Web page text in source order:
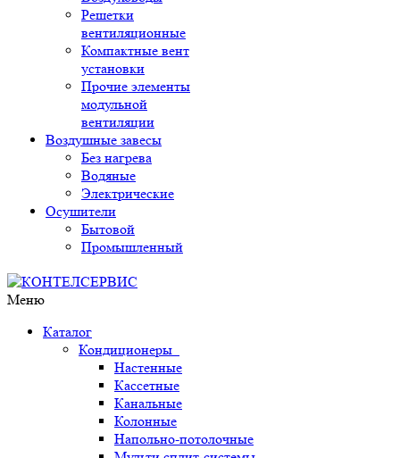
Решетки
вентиляционные
Компактные вент
установки
Прочие элементы
модульной
вентиляции
Воздушные завесы
Без нагрева
Водяные
Электрические
Осушители
Бытовой
Промышленный
Меню
Каталог
Кондиционеры
Настенные
Кассетные
Канальные
Колонные
Напольно-потолочные